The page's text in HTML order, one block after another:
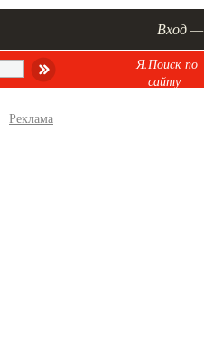
Вход —
Я.Поиск по
сайту
Реклама